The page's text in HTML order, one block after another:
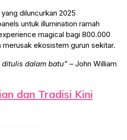
diluncurkan 2025
untuk illumination ramah
magical bagi 800.000
merusak ekosistem gurun sekitar.
dalam batu” – John William
dan Tradisi Kini